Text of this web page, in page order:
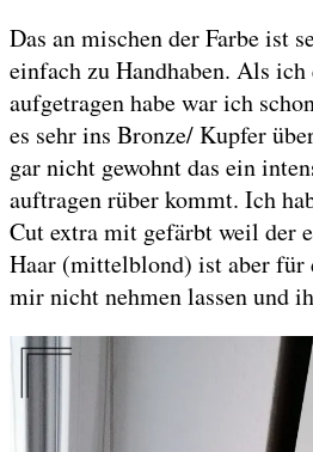
Das an mischen der Farbe ist
einfach zu Handhaben. Als
aufgetragen habe war ich
es sehr ins Bronze/ Kupfer
gar nicht gewohnt das ein
auftragen rüber kommt. Ich
Cut extra mit gefärbt weil der
Haar (mittelblond) ist aber für
mir nicht nehmen lassen und